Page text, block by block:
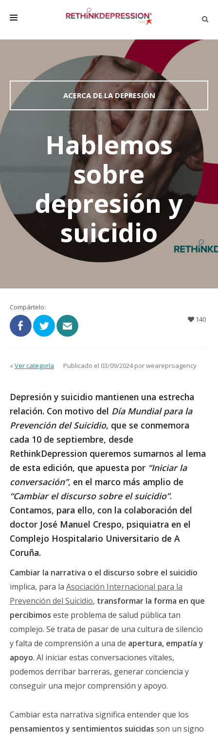
ACERCA DE LA DEPRESIÓN
HABLAR CON LOS DEMÁS
FAMILIA Y AMIGOS
EMPRESA
DEPRESSÃO SEM RODEIOS
ACERCA DE LA DEPRESIÓN
Hablemos
sobre
depresión y
suicidio
Compártelo:
140
« Ver categoría Publicado el 03/09/2024 por weareproagency
Depresión y suicidio mantienen una estrecha
relación. Con motivo del Día Mundial para la
Prevención del Suicidio, que se conmemora
cada 10 de septiembre, desde
RethinkDepression queremos sumarnos al lema
de esta edición, que apuesta por “Iniciar la
conversación”, en el marco más amplio de
“Cambiar el discurso sobre el suicidio”.
Contamos, para ello, con la colaboración del
doctor José Manuel Crespo, psiquiatra en el
Complejo Hospitalario Universitario de A
Coruña.
Cambiar la narrativa o el discurso sobre el suicidio
implica, para la Asociación Internacional para la
Prevención del Suicidio, transformar la forma en que
percibimos este problema de salud pública tan
complejo. Se trata de pasar de una cultura de silencio
y falta de comprensión a una de apertura, empatía y
apoyo. Al iniciar estas conversaciones vitales,
podemos derribar barreras, generar conciencia y
conseguir una mejor comprensión y apoyo.
Cambiar esta narrativa significa entender que los
pensamientos y sentimientos suicidas son un signo